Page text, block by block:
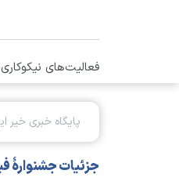
فعالیت‌های نیکوکاری
پایگاه خبری خیر
جزئیات جشنوارۀ